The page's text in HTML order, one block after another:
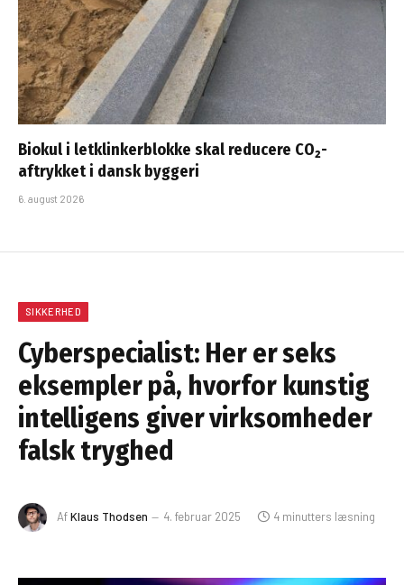
Biokul i letklinkerblokke skal reducere CO₂-
aftrykket i dansk byggeri
6. august 2026
SIKKERHED
Cyberspecialist: Her er seks
eksempler på, hvorfor kunstig
intelligens giver virksomheder
falsk tryghed
AfKlaus Thodsen 4. februar 2025 4 minutters læsning